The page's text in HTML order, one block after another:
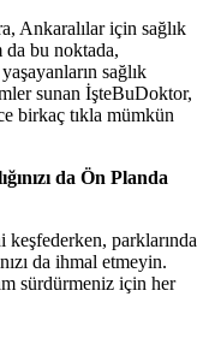
Ankaralılar için sağlık
bu noktada,
sağlık
sunan İşteBuDoktor,
birkaç tıkla mümkün
da Ön Planda
parklarında
da ihmal etmeyin.
sürdürmeniz için her